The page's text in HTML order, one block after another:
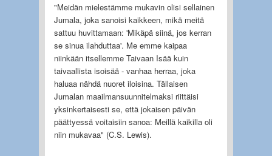
"Meidän mielestämme mukavin olisi sellainen
Jumala, joka sanoisi kaikkeen, mikä meitä
sattuu huvittamaan: 'Mikäpä siinä, jos kerran
se sinua ilahduttaa'. Me emme kaipaa
niinkään itsellemme Taivaan Isää kuin
taivaallista isoisää - vanhaa herraa, joka
haluaa nähdä nuoret iloisina. Tällaisen
Jumalan maailmansuunnitelmaksi riittäisi
yksinkertaisesti se, että jokaisen päivän
päättyessä voitaisiin sanoa: Meillä kaikilla oli
niin mukavaa" (C.S. Lewis).